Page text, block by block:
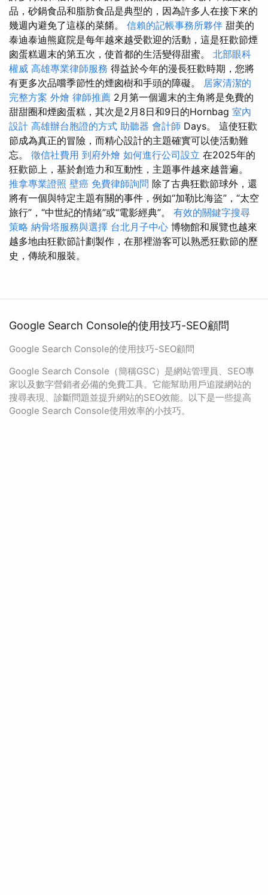
品，砂鍋食品和脂肪食品是典型的，因為許多人在接下來的
幾週內避免了這樣的菜餚。 信賴的記帳事務所夥伴 甜美的
泰迪泰迪熊庭院是每年越來越受歡迎的活動，這是狂歡節煙
囪蛋糕週末的第五次，使首都的生活變得甜蜜。 北部眼科
權威 高雄專業律師服務 得益於今年的漫長狂歡時期，您將
有更多次品嚐季節性的煙囪樹和手頭的障礙。 居家清潔的
完整方案 外燴 律師推薦 2月第一個週末的主角將是免費的
甜甜圈和煙囪蛋糕，其次是2月8日和9日的Hornbag 室內
設計 高雄辦台胞證的方式 助聽器 會計師 Days。 這使狂歡
節成為真正的冒險，而精心設計的主題確實可以使活動難
忘。 徵信社費用 到府外燴 如何進行公司設立 在2025年的
狂歡節上，基於創造力和互動性，主題事件越來越普遍。
推拿專業證照 壁癌 免費律師詢問 除了古典狂歡節球外，還
將有一個與特定主題有關的事件，例如“加勒比海盜”，“太空
旅行”，“中世紀的情緒”或“電影經典”。 有效的關鍵字搜尋
策略 納骨塔服務與選擇 台北月子中心 博物館和展覽也越來
越多地由狂歡節計劃製作，在那裡游客可以熟悉狂歡節的歷
史，傳統和服裝。
Google Search Console的使用技巧-SEO顧問
Google Search Console的使用技巧-SEO顧問
Google Search Console（簡稱GSC）是網站管理員、SEO專
家以及數字營銷者必備的免費工具。它能幫助用戶追蹤網站的
搜尋表現、診斷問題並提升網站的SEO效能。以下是一些提高
Google Search Console使用效率的小技巧。